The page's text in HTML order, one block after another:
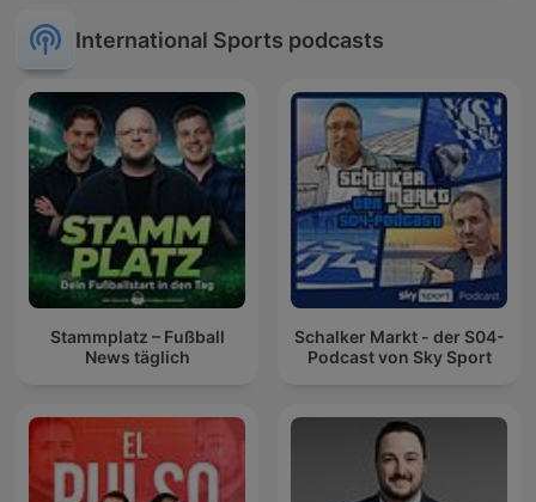
International Sports podcasts
Stammplatz – Fußball
News täglich
Schalker Markt - der S04-
Podcast von Sky Sport